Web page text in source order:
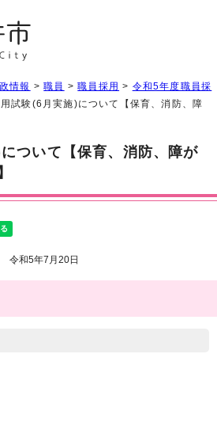
情報 >職員 >職員採用 > 令和5年度職員採
試験(6月実施)について【保育、消防、障
ついて【保育、消防、障が
令和5年7月20日